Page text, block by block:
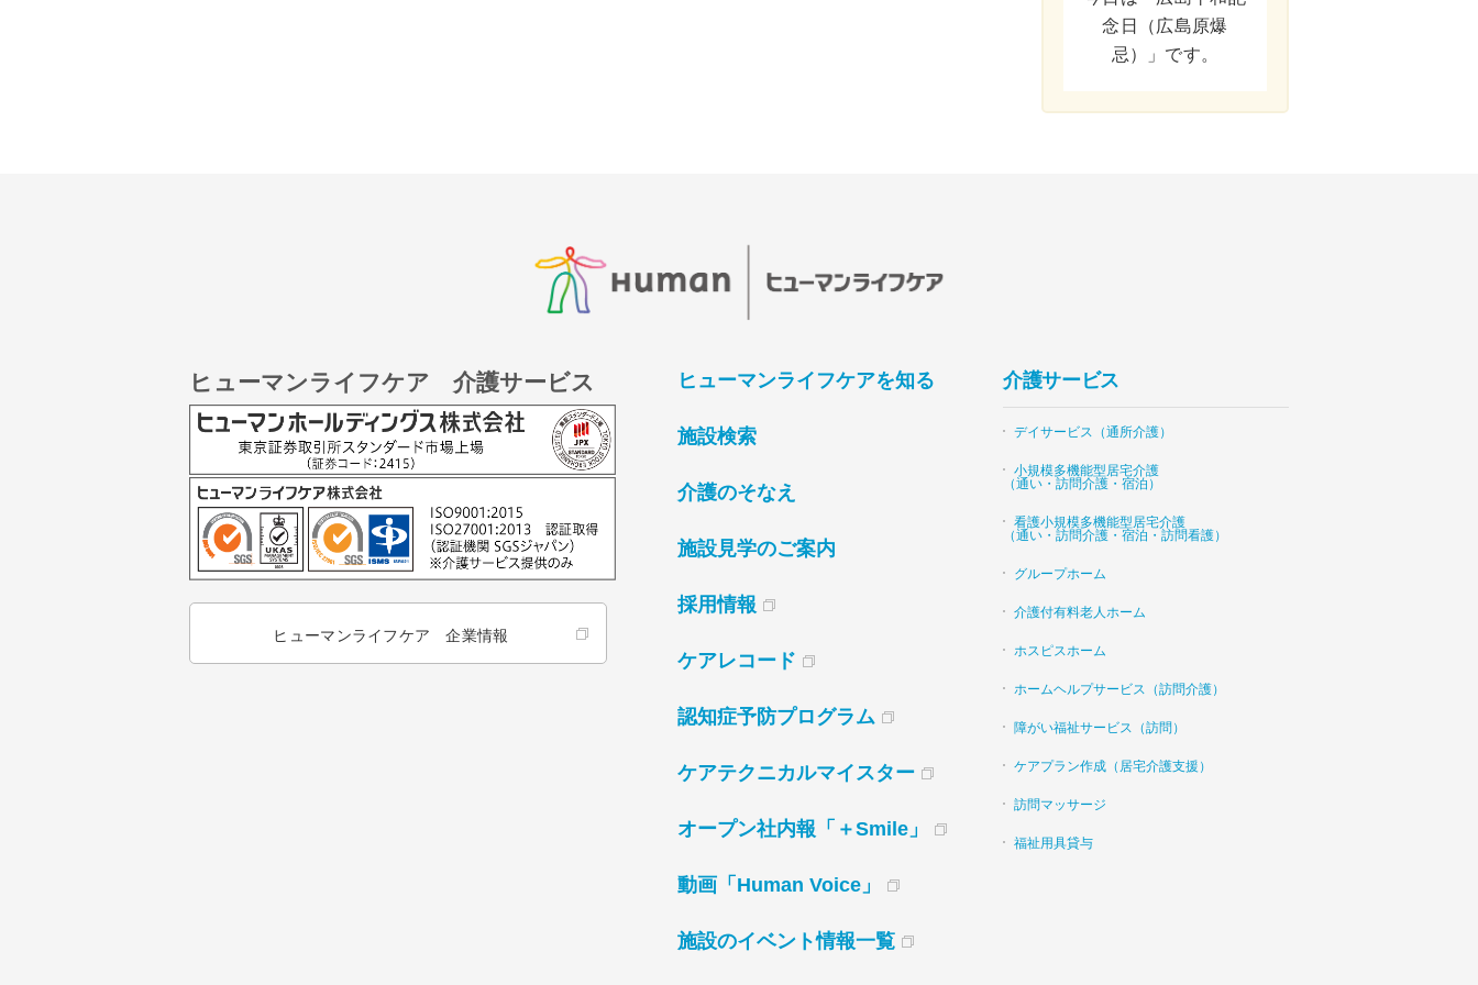
念日（広島原爆
忌）」です。
ヒューマンライフケア 介護サービス
ヒューマンライフケア 企業情報
ヒューマンライフケアを知る
施設検索
介護のそなえ
施設見学のご案内
採用情報
ケアレコード
認知症予防プログラム
ケアテクニカルマイスター
オープン社内報「＋Smile」
動画「Human Voice」
施設のイベント情報一覧
介護サービス
デイサービス（通所介護）
小規模多機能型居宅介護
（通い・訪問介護・宿泊）
看護小規模多機能型居宅介護
（通い・訪問介護・宿泊・訪問看護）
グループホーム
介護付有料老人ホーム
ホスピスホーム
ホームヘルプサービス（訪問介護）
障がい福祉サービス（訪問）
ケアプラン作成（居宅介護支援）
訪問マッサージ
福祉用具貸与